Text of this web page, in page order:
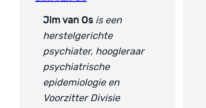
Jim van Os is een
herstelgerichte
psychiater, hoogleraar
psychiatrische
epidemiologie en
Voorzitter Divisie